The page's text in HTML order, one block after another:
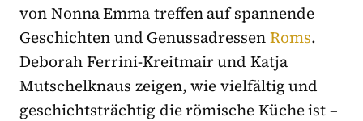
von Nonna Emma treffen auf spannende
Geschichten und GenussadressenRoms.
Deborah Ferrini-Kreitmair und Katja
Mutschelknaus zeigen, wie vielfältig und
geschichtsträchtig die römische Küche ist –